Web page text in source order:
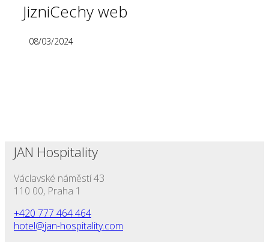
JizniCechy web
08/03/2024
JAN Hospitality
Václavské náměstí 43
110 00, Praha 1
+420 777 464 464
hotel@jan-hospitality.com